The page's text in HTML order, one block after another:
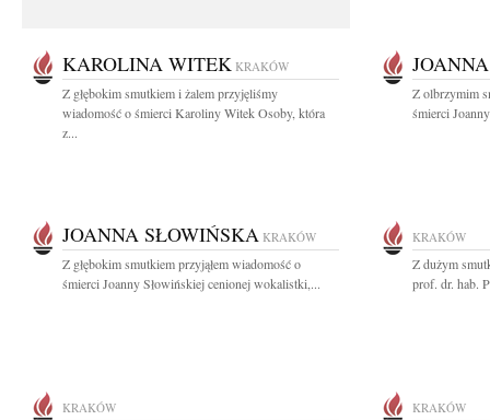
KAROLINA WITEK KRAKÓW
Z głębokim smutkiem i żalem przyjęliśmy
wiadomość o śmierci Karoliny Witek Osoby, która
z...
Z olbrzymim
śmierci
JOANNA SŁOWIŃSKA KRAKÓW
Z głębokim smutkiem przyjąłem wiadomość o
śmierci Joanny Słowińskiej cenionej wokalistki,...
KRAKÓW
Z dużym
prof. dr. hab.
KRAKÓW KRAKÓW